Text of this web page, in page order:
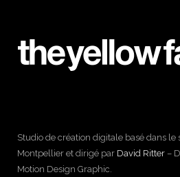
Studio de création digitale basé dans le
Montpellier et dirigé par David Ritter –
Motion Design Graphic.